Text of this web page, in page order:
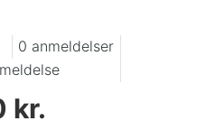
0 anmeldelser
kr.